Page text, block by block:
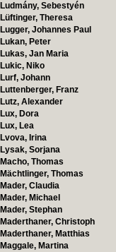
Ludmány, Sebestyén
Lüftinger, Theresa
Lugger, Johannes Paul
Lukan, Peter
Lukas, Jan Maria
Lukic, Niko
Lurf, Johann
Luttenberger, Franz
Lutz, Alexander
Lux, Dora
Lux, Lea
Lvova, Irina
Lysak, Sorjana
Macho, Thomas
Mächtlinger, Thomas
Mader, Claudia
Mader, Michael
Mader, Stephan
Maderthaner, Christoph
Maderthaner, Matthias
Maggale, Martina